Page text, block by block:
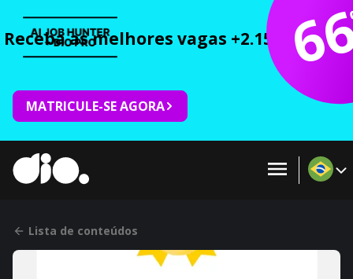
Receba as melhores vagas +2.150 cursos
MATRICULE-SE AGORA
Lista de conteúdos